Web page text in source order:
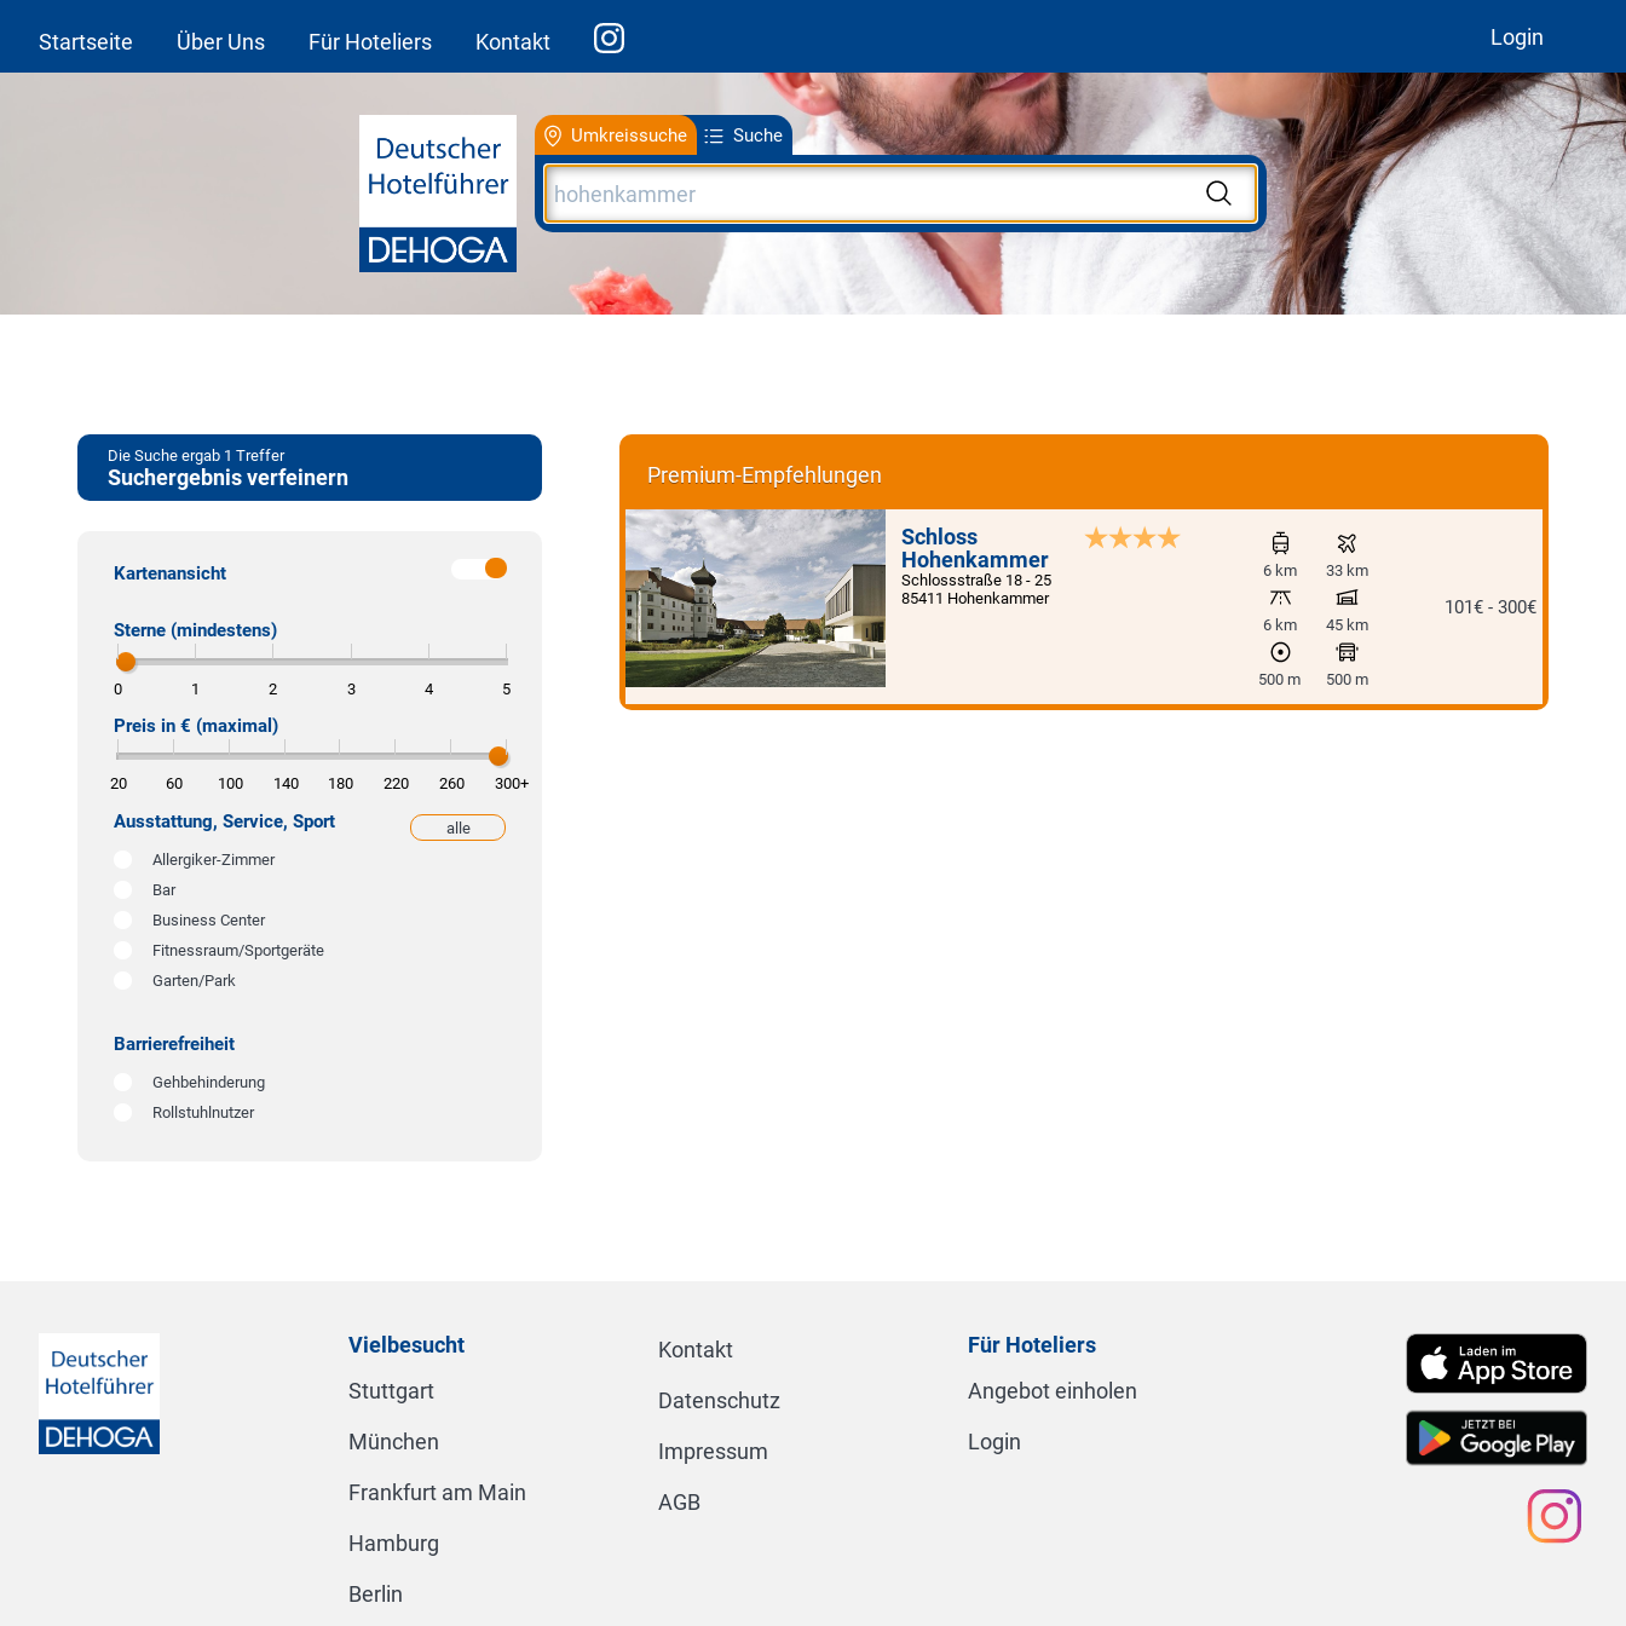
Startseite Über Uns Für Hoteliers Kontakt Login
Umkreissuche Suche
Premium-Empfehlungen
Schloss
Hohenkammer
Schlossstraße 18 - 25
85411 Hohenkammer
6 km 33 km
6 km 45 km
500 m 500 m
101€ - 300€
Die Suche ergab 1 Treffer
Suchergebnis verfeinern
Kartenansicht
Sterne (mindestens)
0 1 2 3 4 5
Preis in € (maximal)
20 60 100 140 180 220 260 300+
alle
Ausstattung, Service, Sport
Allergiker-Zimmer
Bar
Business Center
Fitnessraum/Sportgeräte
Garten/Park
Barrierefreiheit
Gehbehinderung
Rollstuhlnutzer
Vielbesucht
Stuttgart
München
Frankfurt am Main
Hamburg
Berlin
Kontakt
Datenschutz
Impressum
AGB
Für Hoteliers
Angebot einholen
Login